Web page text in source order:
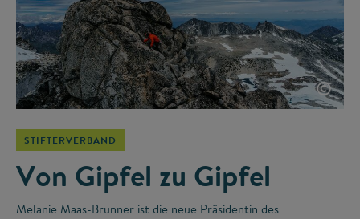
©
STIFTERVERBAND
Von Gipfel zu Gipfel
Melanie Maas-Brunner ist die neue Präsidentin des